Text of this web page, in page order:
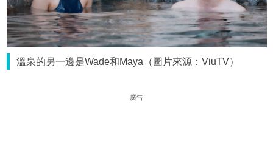
溫泉的另一邊是Wade和Maya（圖片來源：ViuTV）
廣告